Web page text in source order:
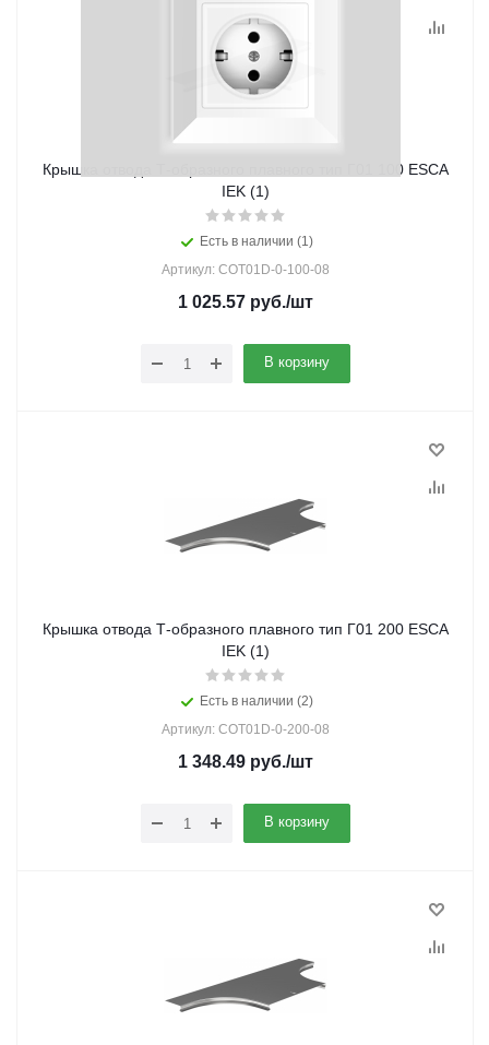
Крышка отвода Т-образного плавного тип Г01 100 ESCA
IEK (1)
Есть в наличии (1)
Артикул: COT01D-0-100-08
1 025.57 руб./шт
В корзину
Крышка отвода Т-образного плавного тип Г01 200 ESCA
IEK (1)
Есть в наличии (2)
Артикул: COT01D-0-200-08
1 348.49 руб./шт
В корзину